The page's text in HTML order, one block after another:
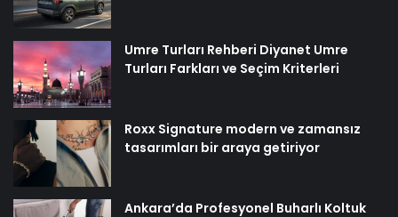
Umre Turları Rehberi Diyanet Umre
Turları Farkları ve Seçim Kriterleri
Roxx Signature modern ve zamansız
tasarımları bir araya getiriyor
Ankara’da Profesyonel Buharlı Koltuk